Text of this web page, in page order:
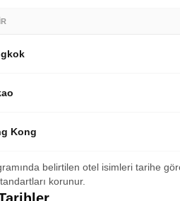
Kong
belirtilen otel isimleri tarihe
korunur.